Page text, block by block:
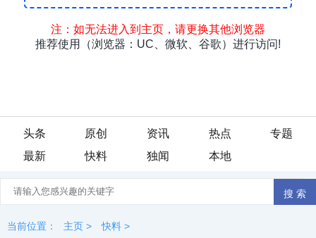
头条 原创 资讯 热点
专题
最新
快料 独闻 本地
当前位置： 主页 > 快料 >